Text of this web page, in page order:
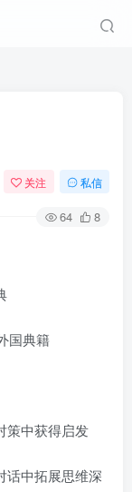
关注 私信
64 8
国典籍
策中获得启发
话中拓展思维深
免密登录